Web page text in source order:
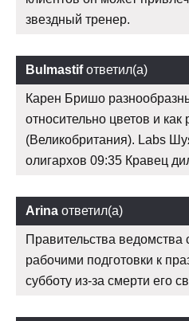
звездный тренер.
Bulmastifответил(а)
Карен Бришо
относительно цветов и как
(Великобритания). Labs
олигархов 09:35 Кравец
Arina ответил(а)
Правительства ведомства
рабочими подготовки к
субботу из-за смерти его